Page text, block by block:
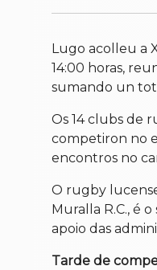
Lugo acolleu a
14:00 horas,
sumando un
Os 14 clubs de
competiron no
encontros no
O rugby
Muralla R.C., é
apoio das
Tarde de